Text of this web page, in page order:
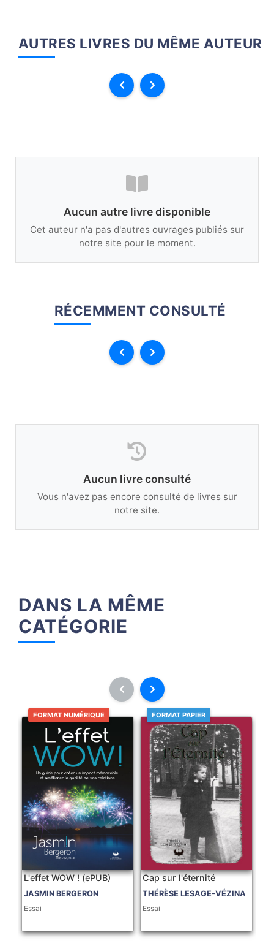
AUTRES LIVRES DU MÊME AUTEUR
Aucun autre livre disponible
Cet auteur n'a pas d'autres ouvrages publiés sur
notre site pour le moment.
RÉCEMMENT CONSULTÉ
Aucun livre consulté
Vous n'avez pas encore consulté de livres sur
notre site.
DANS LA MÊME
CATÉGORIE
FORMAT NUMÉRIQUE
L'effet WOW ! (ePUB)
JASMIN BERGERON
Essai
FORMAT PAPIER
Cap sur l'éternité
THÉRÈSE LESAGE-VÉZINA
Essai